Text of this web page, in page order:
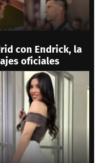
con Endrick, la
oficiales